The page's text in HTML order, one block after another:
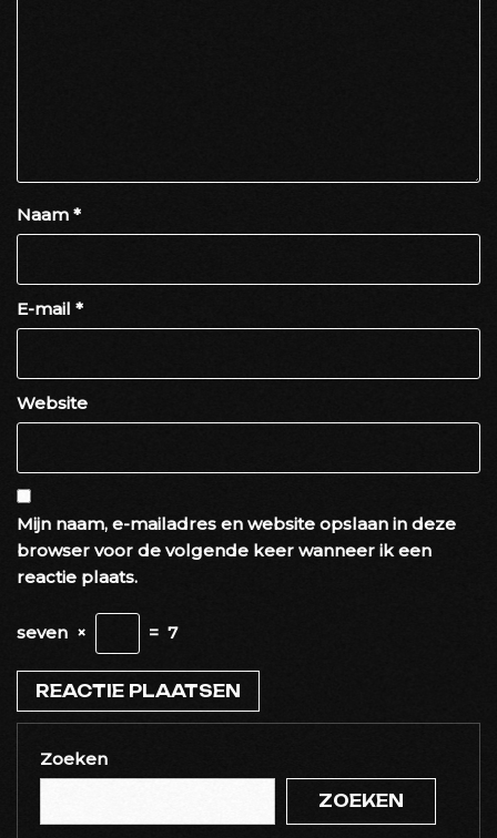
Naam *
E-mail *
Website
Mijn naam, e-mailadres en website opslaan in deze
browser voor de volgende keer wanneer ik een
reactie plaats.
seven × = 7
Zoeken
ZOEKEN